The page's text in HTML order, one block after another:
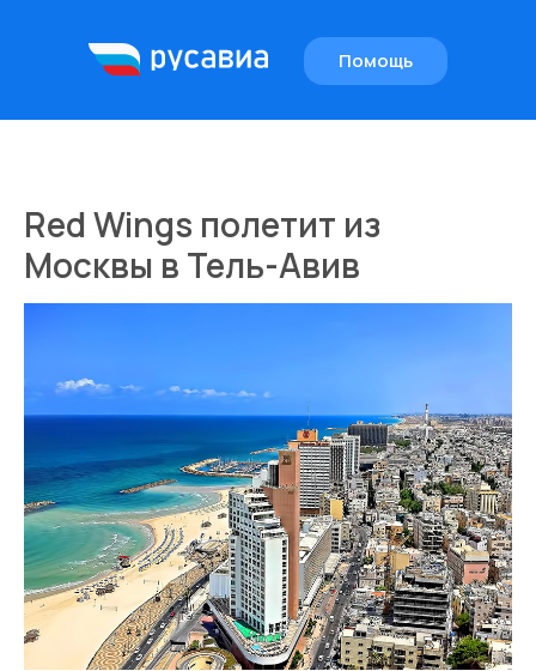
Помощь
Red Wings полетит из
Москвы в Тель-Авив